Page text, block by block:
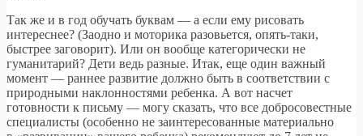
Так же и в год обучать буквам — а если ему рисовать
интереснее? (Заодно и моторика разовьется, опять-таки,
быстрее заговорит). Или он вообще категорически не
гуманитарий? Дети ведь разные. Итак, еще один важный
момент — раннее развитие должно быть в соответствии с
природными наклонностями ребенка. А вот насчет
готовности к письму — могу сказать, что все добросовестные
специалисты (особенно не заинтересованные материально